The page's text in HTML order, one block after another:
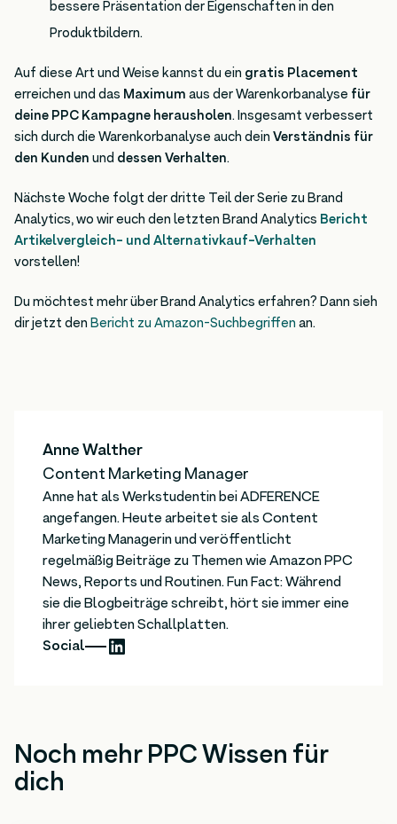
bessere Präsentation der Eigenschaften in den
Produktbildern.
Auf diese Art und Weise kannst du ein gratis Placement
erreichen und das Maximumaus der Warenkorbanalyse für
deine PPC Kampagne herausholen. Insgesamt verbessert
sich durch die Warenkorbanalyse auch deinVerständnis für
den Kundenund dessen Verhalten.
Nächste Woche folgt der dritte Teil der Serie zu Brand
Analytics, wo wir euch den letzten Brand Analytics Bericht
Artikelvergleich- und Alternativkauf-Verhalten
vorstellen!
Du möchtest mehr über Brand Analytics erfahren? Dann sieh
dir jetzt denBericht zu Amazon-Suchbegriffenan.
Anne Walther
Content Marketing Manager
Anne hat als Werkstudentin bei ADFERENCE
angefangen. Heute arbeitet sie als Content
Marketing Managerin und veröffentlicht
regelmäßig Beiträge zu Themen wie Amazon PPC
News, Reports und Routinen. Fun Fact: Während
sie die Blogbeiträge schreibt, hört sie immer eine
ihrer geliebten Schallplatten.
Social
Noch mehr PPC Wissen für
dich